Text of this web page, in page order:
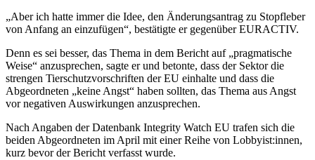
„Aber ich hatte immer die Idee, den Änderungsantrag zu Stopfleber
von Anfang an einzufügen“, bestätigte er gegenüber EURACTIV.
Denn es sei besser, das Thema in dem Bericht auf „pragmatische
Weise“ anzusprechen, sagte er und betonte, dass der Sektor die
strengen Tierschutzvorschriften der EU einhalte und dass die
Abgeordneten „keine Angst“ haben sollten, das Thema aus Angst
vor negativen Auswirkungen anzusprechen.
Nach Angaben der Datenbank Integrity Watch EU trafen sich die
beiden Abgeordneten im April mit einer Reihe von Lobbyist:innen,
kurz bevor der Bericht verfasst wurde.